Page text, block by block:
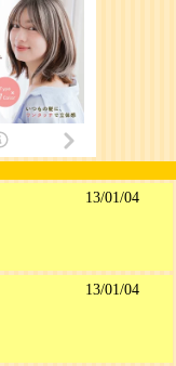
13/01/04
13/01/04